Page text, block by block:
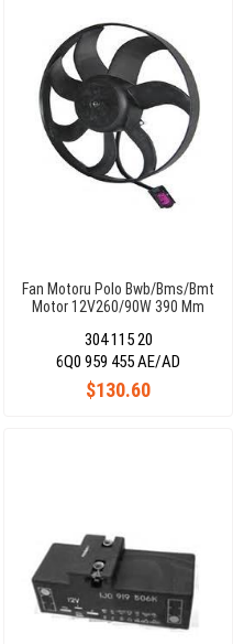
Fan Motoru Polo Bwb/Bms/Bmt
Motor 12V260/90W 390 Mm
304 115 20
$130.60
6Q0 959 455 AE/AD